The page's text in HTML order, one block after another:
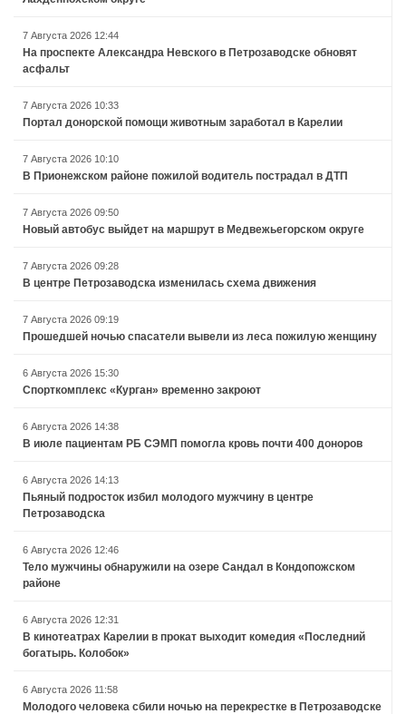
7 Августа 2026 12:44
На проспекте Александра Невского в Петрозаводске обновят
асфальт
7 Августа 2026 10:33
Портал донорской помощи животным заработал в Карелии
7 Августа 2026 10:10
В Прионежском районе пожилой водитель пострадал в ДТП
7 Августа 2026 09:50
Новый автобус выйдет на маршрут в Медвежьегорском округе
7 Августа 2026 09:28
В центре Петрозаводска изменилась схема движения
7 Августа 2026 09:19
Прошедшей ночью спасатели вывели из леса пожилую женщину
6 Августа 2026 15:30
Спорткомплекс «Курган» временно закроют
6 Августа 2026 14:38
В июле пациентам РБ СЭМП помогла кровь почти 400 доноров
6 Августа 2026 14:13
Пьяный подросток избил молодого мужчину в центре
Петрозаводска
6 Августа 2026 12:46
Тело мужчины обнаружили на озере Сандал в Кондопожском
районе
6 Августа 2026 12:31
В кинотеатрах Карелии в прокат выходит комедия «Последний
богатырь. Колобок»
6 Августа 2026 11:58
Молодого человека сбили ночью на перекрестке в Петрозаводске